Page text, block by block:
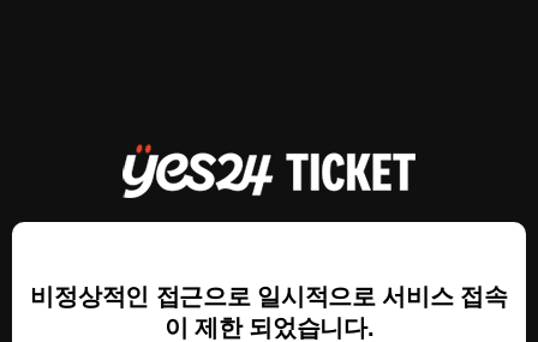
비정상적인 접근으로 일시적으로 서비스 접속
이 제한 되었습니다.